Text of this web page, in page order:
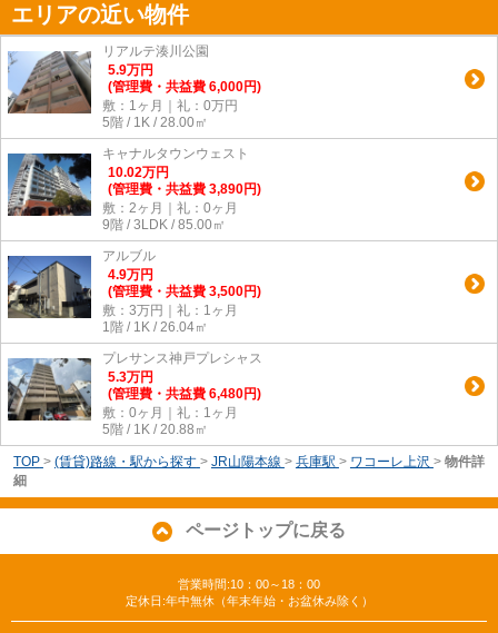
エリアの近い物件
リアルテ湊川公園
5.9万円
(管理費・共益費 6,000円)
敷：1ヶ月｜礼：0万円
5階 / 1K / 28.00㎡
キャナルタウンウェスト
10.02万円
(管理費・共益費 3,890円)
敷：2ヶ月｜礼：0ヶ月
9階 / 3LDK / 85.00㎡
アルブル
4.9万円
(管理費・共益費 3,500円)
敷：3万円｜礼：1ヶ月
1階 / 1K / 26.04㎡
プレサンス神戸プレシャス
5.3万円
(管理費・共益費 6,480円)
敷：0ヶ月｜礼：1ヶ月
5階 / 1K / 20.88㎡
TOP > (賃貸)路線・駅から探す > JR山陽本線 > 兵庫駅 > ワコーレ上沢 > 物件詳
細
ページトップに戻る
営業時間:10：00～18：00
定休日:年中無休（年末年始・お盆休み除く）